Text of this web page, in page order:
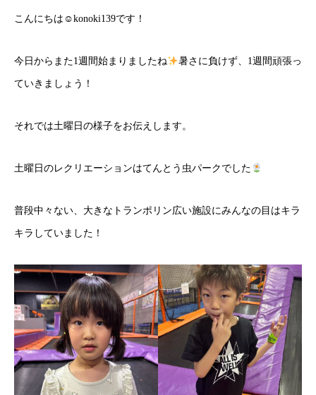
こんにちは☺konoki139です！
今日からまた1週間始まりましたね 暑さに負けず、1週間頑張っ
ていきましょう！
それでは土曜日の様子をお伝えします。
土曜日のレクリエーションはてんとう虫パークでした
普段中々ない、大きなトランポリン広い施設にみんなの目はキラ
キラしていました！